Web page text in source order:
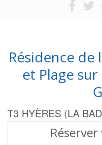
Résidence de
et Plage
T3 HYÈRES (LA
Réserver